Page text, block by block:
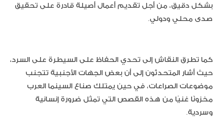
بشكل دقيق، من أجل تقديم أعمال أصيلة قادرة على تحقيق
صدى محلي ودولي.
كما تطرق النقاش إلى تحدي الحفاظ على السيطرة على السرد،
حيث أشار المتحدثون إلى أن بعض الجهات الأجنبية تتجنب
موضوعات الصراعات، في حين يمتلك صناع السينما العرب
مخزونًا غنيًا من هذه القصص التي تمثل ضرورة إنسانية
وسردية.